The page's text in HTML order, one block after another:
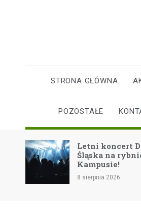
STRONA GŁÓWNA
POZOSTAŁE
Letni koncert
Śląska na
Kampusie!
8 sierpnia 2026